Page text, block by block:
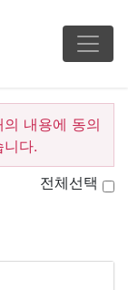
내용에 동의
다.
전체선택